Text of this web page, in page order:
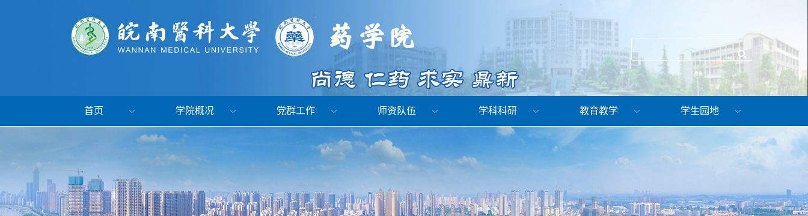
首页 学院概况 党群工作 师资队伍 学科科研 教育教学 学生园地